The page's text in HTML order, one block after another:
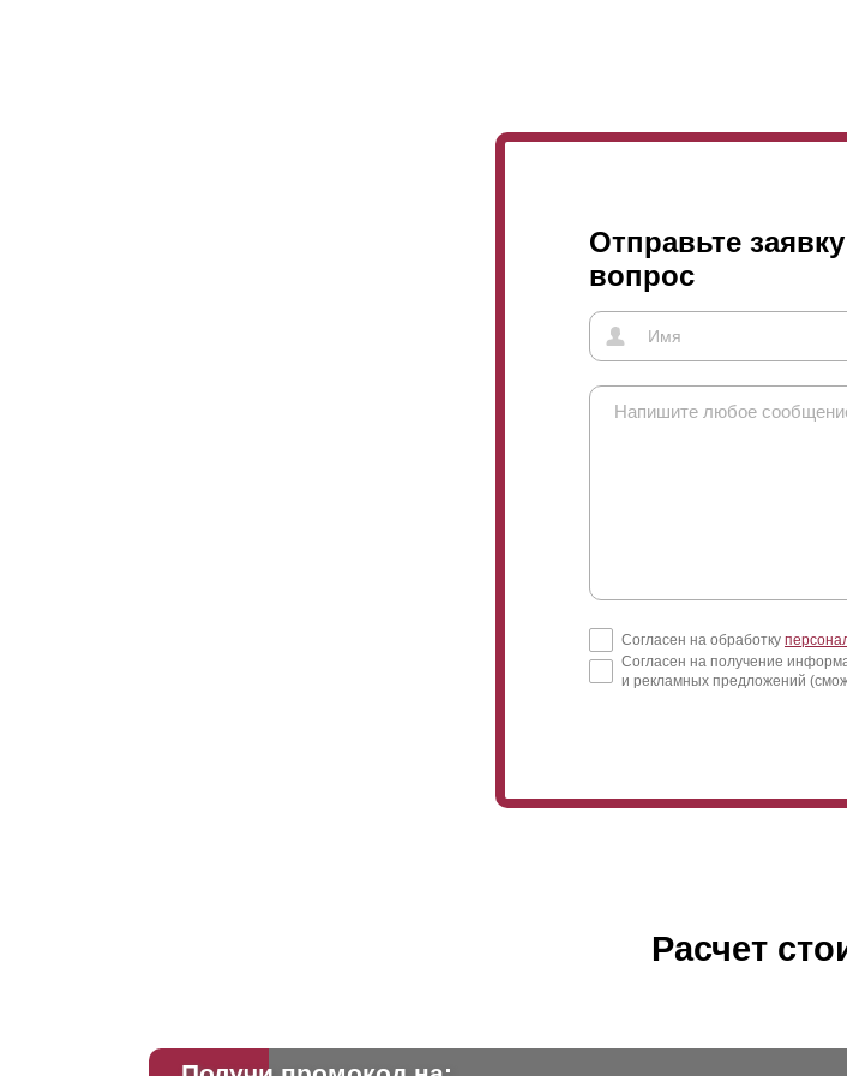
Отправьте
вопрос
Согласен на обработку
Согласен на получение
и рекламных предложений
Расчет